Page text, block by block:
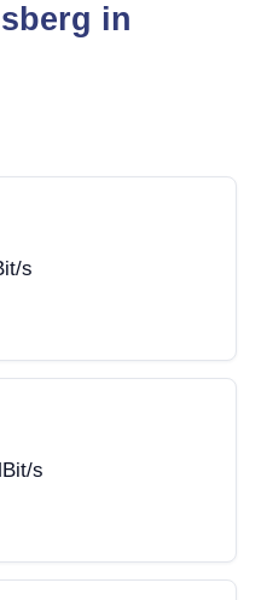
in
s
s